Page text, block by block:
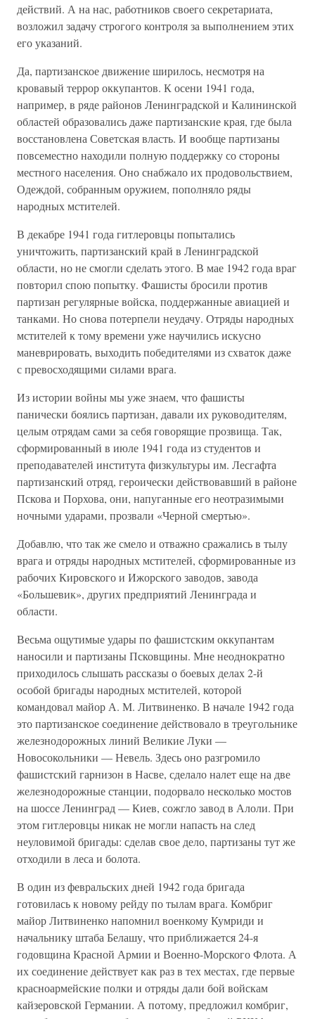
действий. А на нас, работников своего секретариата,
возложил задачу строгого контроля за выполнением этих
его указаний.
Да, партизанское движение ширилось, несмотря на
кровавый террор оккупантов. К осени 1941 года,
например, в ряде районов Ленинградской и Калининской
областей образовались даже партизанские края, где была
восстановлена Советская власть. И вообще партизаны
повсеместно находили полную поддержку со стороны
местного населения. Оно снабжало их продовольствием,
Одеждой, собранным оружием, пополняло ряды
народных мстителей.
В декабре 1941 года гитлеровцы попытались
уничтожить, партизанский край в Ленинградской
области, но не смогли сделать этого. В мае 1942 года враг
повторил спою попытку. Фашисты бросили против
партизан регулярные войска, поддержанные авиацией и
танками. Но снова потерпели неудачу. Отряды народных
мстителей к тому времени уже научились искусно
маневрировать, выходить победителями из схваток даже
с превосходящими силами врага.
Из истории войны мы уже знаем, что фашисты
панически боялись партизан, давали их руководителям,
целым отрядам сами за себя говорящие прозвища. Так,
сформированный в июле 1941 года из студентов и
преподавателей института физкультуры им. Лесгафта
партизанский отряд, героически действовавший в районе
Пскова и Порхова, они, напуганные его неотразимыми
ночными ударами, прозвали «Черной смертью».
Добавлю, что так же смело и отважно сражались в тылу
врага и отряды народных мстителей, сформированные из
рабочих Кировского и Ижорского заводов, завода
«Большевик», других предприятий Ленинграда и
области.
Весьма ощутимые удары по фашистским оккупантам
наносили и партизаны Псковщины. Мне неоднократно
приходилось слышать рассказы о боевых делах 2-й
особой бригады народных мстителей, которой
командовал майор А. М. Литвиненко. В начале 1942 года
это партизанское соединение действовало в треугольнике
железнодорожных линий Великие Луки —
Новосокольники — Невель. Здесь оно разгромило
фашистский гарнизон в Насве, сделало налет еще на две
железнодорожные станции, подорвало несколько мостов
на шоссе Ленинград — Киев, сожгло завод в Алоли. При
этом гитлеровцы никак не могли напасть на след
неуловимой бригады: сделав свое дело, партизаны тут же
отходили в леса и болота.
В один из февральских дней 1942 года бригада
готовилась к новому рейду по тылам врага. Комбриг
майор Литвиненко напомнил военкому Кумриди и
начальнику штаба Белашу, что приближается 24-я
годовщина Красной Армии и Военно-Морского Флота. А
их соединение действует как раз в тех местах, где первые
красноармейские полки и отряды дали бой войскам
кайзеровской Германии. А потому, предложил комбриг,